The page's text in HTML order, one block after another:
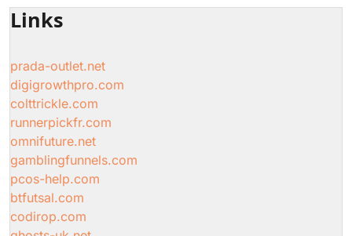
Links
prada-outlet.net
digigrowthpro.com
colttrickle.com
runnerpickfr.com
omnifuture.net
gamblingfunnels.com
pcos-help.com
btfutsal.com
codirop.com